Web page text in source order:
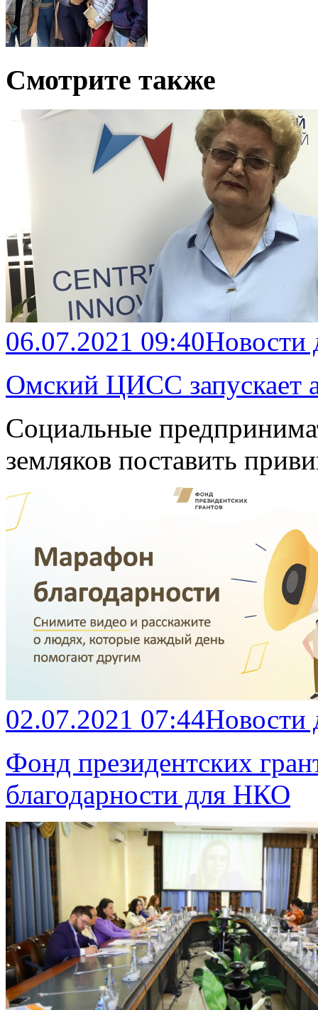
Смотрите также
06.07.2021 09:40
Омский ЦИСС запускает
Социальные
земляков поставить
02.07.2021 07:44
Фонд президентских
благодарности для НКО